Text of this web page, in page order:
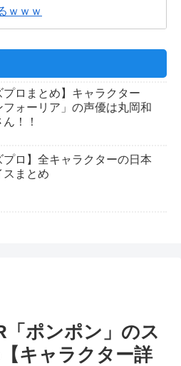
ｗｗｗ
ンになる
にこのエルフっ娘（シンフォ
う立ち位置なん？
の公式インタビュー！独自
、リリース予定日など
気と時間システム実装くるや
本国のCBT3事前DLが9月8日
情報とかはなさそうだな
ゲってなんで誰も望んでない
プロまとめ】キャラクター
フォーリア」の声優は丸岡和
！！
プロ】全キャラクターの日本
スまとめ
「ポンポン」のス
キャラクター詳